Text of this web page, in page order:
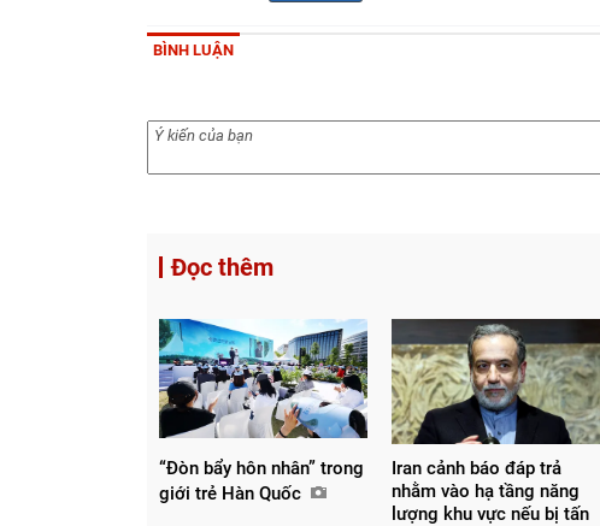
BÌNH LUẬN
Đọc thêm
“Đòn bẩy hôn nhân” trong
giới trẻ Hàn Quốc
Iran cảnh báo đáp trả
nhằm vào hạ tầng năng
lượng khu vực nếu bị tấn